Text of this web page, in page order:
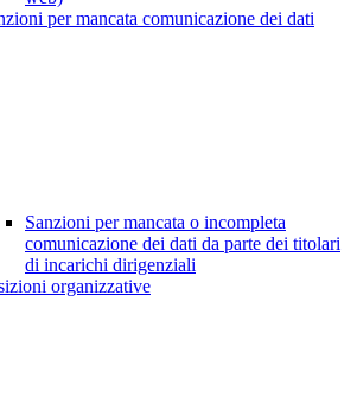
per mancata comunicazione dei dati
Sanzioni per mancata o incompleta
comunicazione dei dati da parte dei titolari
di incarichi dirigenziali
organizzative